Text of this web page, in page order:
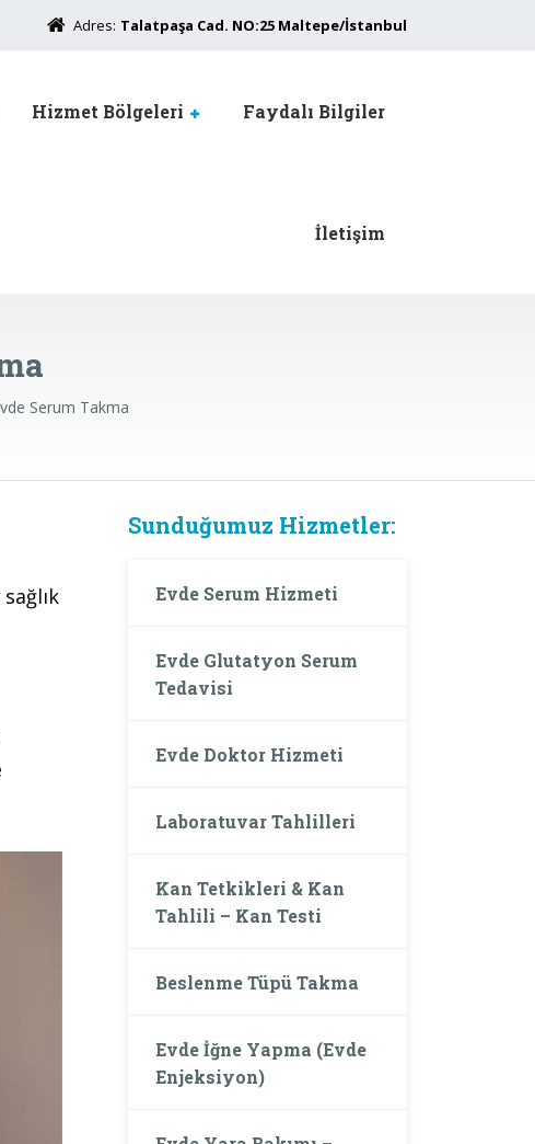
Adres: Talatpaşa Cad. NO:25 Maltepe/İstanbul
Hizmet Bölgeleri Faydalı Bilgiler
İletişim
Serum Takma
Sunduğumuz Hizmetler:
Evde Serum Hizmeti
Evde Glutatyon Serum
Tedavisi
Evde Doktor Hizmeti
Laboratuvar Tahlilleri
Kan Tetkikleri & Kan
Tahlili – Kan Testi
Beslenme Tüpü Takma
Evde İğne Yapma (Evde
Enjeksiyon)